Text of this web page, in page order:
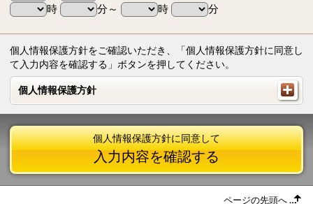
時
分～ 時 分
個人情報保護方針をご確認いただき、「個人情報保護方針に同意し
て入力内容を確認する」ボタンを押してください。
個人情報保護方針
個人情報保護方針
個人情報保護方針に同意して
入力内容を確認する
ページの先頭へ